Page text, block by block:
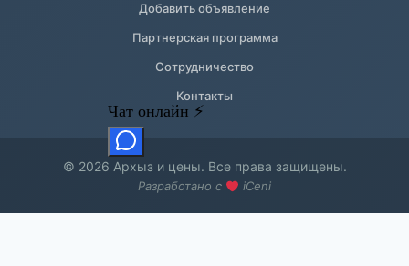
Добавить объявление
Партнерская программа
Сотрудничество
Контакты
© 2026 Архыз и цены. Все права защищены.
Разработано с iCeni